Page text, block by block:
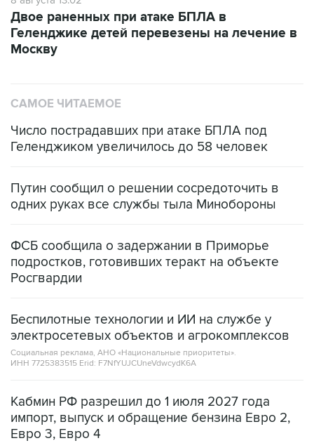
Двое раненных при атаке БПЛА в
Геленджике детей перевезены на лечение в
Москву
САМОЕ ЧИТАЕМОЕ
Число пострадавших при атаке БПЛА под
Геленджиком увеличилось до 58 человек
Путин сообщил о решении сосредоточить в
одних руках все службы тыла Минобороны
ФСБ сообщила о задержании в Приморье
подростков, готовивших теракт на объекте
Росгвардии
Беспилотные технологии и ИИ на службе у
электросетевых объектов и агрокомплексов
Социальная реклама, АНО «Национальные приоритеты».
ИНН 7725383515 Erid: F7NfYUJCUneVdwcydK6A
Кабмин РФ разрешил до 1 июля 2027 года
импорт, выпуск и обращение бензина Евро 2,
Евро 3, Евро 4